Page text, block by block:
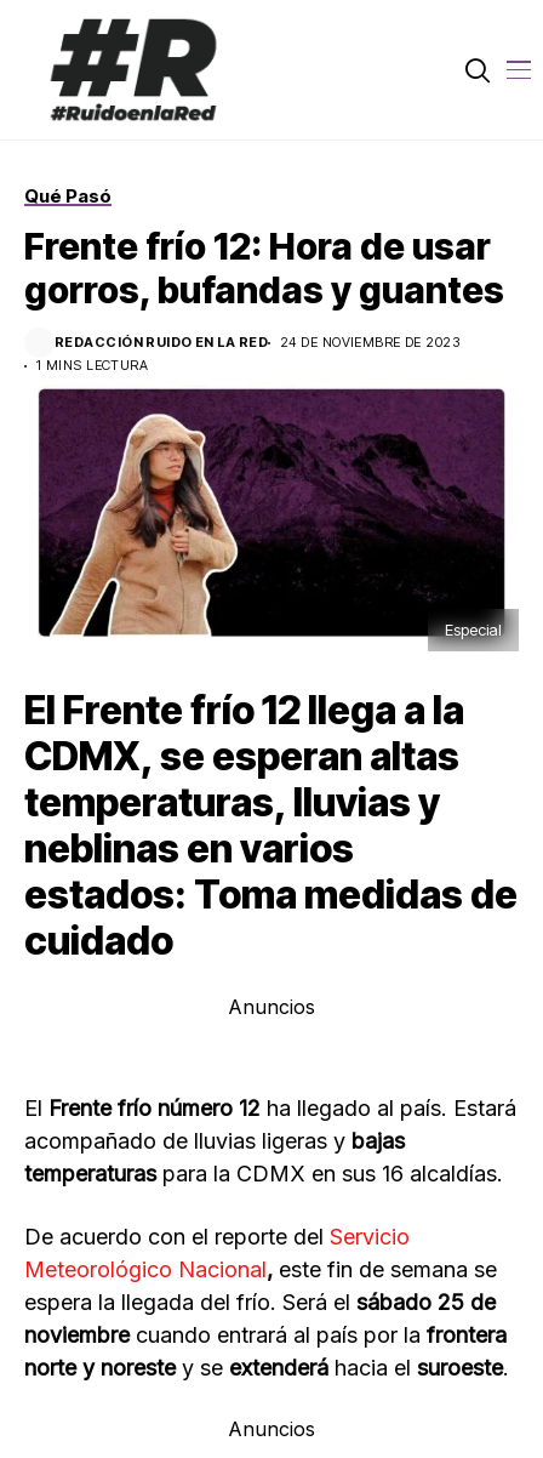
Qué Pasó
Frente frío 12: Hora de usar
gorros, bufandas y guantes
REDACCIÓN RUIDO EN LA RED
24 DE NOVIEMBRE DE 2023
1 MINS LECTURA
Especial
El Frente frío 12 llega a la
CDMX, se esperan altas
temperaturas, lluvias y
neblinas en varios
estados: Toma medidas de
cuidado
Anuncios
El Frente frío número 12 ha llegado al país. Estará
acompañado de lluvias ligeras y bajas
temperaturaspara la CDMX en sus 16 alcaldías.
De acuerdo con el reporte del Servicio
Meteorológico Nacional, este fin de semana se
espera la llegada del frío. Será el sábado 25 de
noviembrecuando entrará al país por la frontera
norte y norestey se extenderá hacia el suroeste.
Anuncios